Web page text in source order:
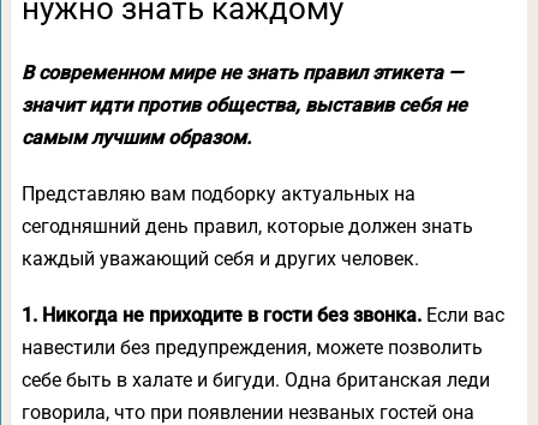
нужно знать каждому
В современном мире не знать правил этикета —
значит идти против общества, выставив себя не
самым лучшим образом.
Представляю вам подборку актуальных на
сегодняшний день правил, которые должен знать
каждый уважающий себя и других человек.
1. Никогда не приходите в гости без звонка.Если вас
навестили без предупреждения, можете позволить
себе быть в халате и бигуди. Одна британская леди
говорила, что при появлении незваных гостей она